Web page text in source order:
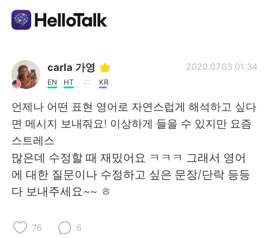
Sprachaustausch-App
AI Grammar Checker
Deutsch
English 简体中文
carla 가영
EN HT KR
2020.07.03 01:34
언제나 어떤 표현 영어로 자연스럽게 해석하고 싶다
면 메시지 보내줘요! 이상하게 들을 수 있지만 요즘
스트레스
많은데 수정할 때 재밌어요 ㅋㅋㅋ 그래서 영어
에 대한 질문이나 수정하고 싶은 문장/단락 등등
다 보내주세요~~ ㅎ
76 6